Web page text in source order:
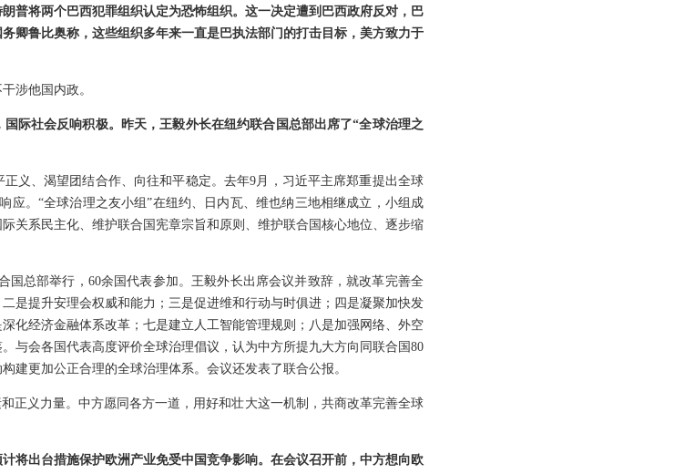
普将两个巴西犯罪组织认定为恐怖组织。这一决定遭到巴西政府反对，巴
卿鲁比奥称，这些组织多年来一直是巴执法部门的打击目标，美方致力于
涉他国内政。
际社会反响积极。昨天，王毅外长在纽约联合国总部出席了“全球治理之
义、渴望团结合作、向往和平稳定。去年9月，习近平主席郑重提出全球
应。“全球治理之友小组”在纽约、日内瓦、维也纳三地相继成立，小组成
关系民主化、维护联合国宪章宗旨和原则、维护联合国核心地位、逐步缩
国总部举行，60余国代表参加。王毅外长出席会议并致辞，就改革完善全
是提升安理会权威和能力；三是促进维和行动与时俱进；四是凝聚加快发
化经济金融体系改革；七是建立人工智能管理规则；八是加强网络、外空
与会各国代表高度评价全球治理倡议，认为中方所提九大方向同联合国80
建更加公正合理的全球治理体系。会议还发表了联合公报。
正义力量。中方愿同各方一道，用好和壮大这一机制，共商改革完善全球
将出台措施保护欧洲产业免受中国竞争影响。在会议召开前，中方想向欧